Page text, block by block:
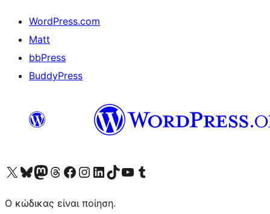
WordPress.com
Matt
bbPress
BuddyPress
Visit our X (formerly Twitter) account
Visit our Bluesky account
Επισκεφθείτε τον λογαριασμό μας στο Mastodon
Visit our Threads account
Επισκεφτείτε τη σελίδα μας στο Facebook
Επισκεφθείτε τον λογαριασμό μας Instagram
Επισκεφθείτε τον λογαριασμό μας LinkedIn
Visit our TikTok account
Visit our YouTube channel
Visit our Tumblr account
Ο κώδικας είναι ποίηση.